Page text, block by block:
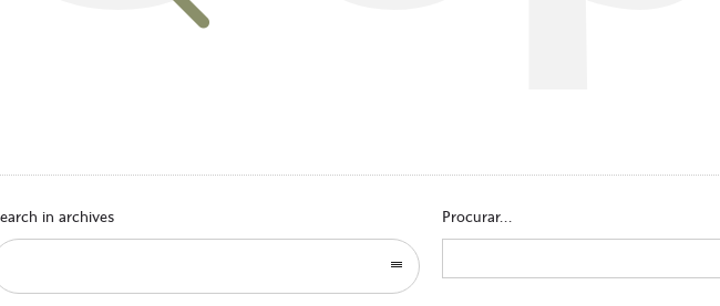
in archives
Procurar...
Search